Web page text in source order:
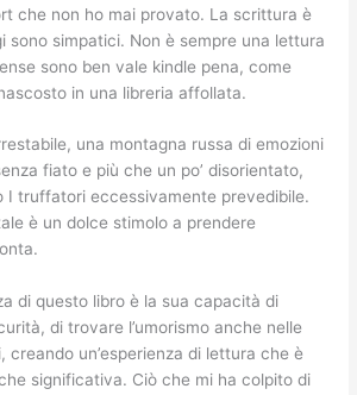
che non ho mai provato. La scrittura è
sono simpatici. Non è sempre una lettura
sono ben vale kindle pena, come
in una libreria affollata.
una montagna russa di emozioni
fiato e più che un po’ disorientato,
I truffatori eccessivamente prevedibile.
è un dolce stimolo a prendere
di questo libro è la sua capacità di
di trovare l’umorismo anche nelle
creando un’esperienza di lettura che è
significativa. Ciò che mi ha colpito di